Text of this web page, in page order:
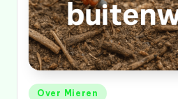
Geplaatst
Over Mieren